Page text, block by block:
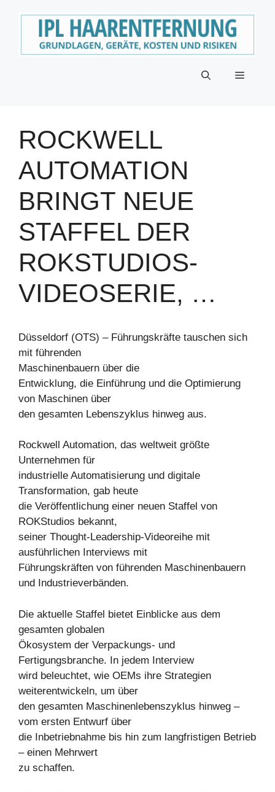
Menü
ROCKWELL
AUTOMATION
BRINGT NEUE
STAFFEL DER
ROKSTUDIOS-
VIDEOSERIE, …
Düsseldorf (OTS) – Führungskräfte tauschen sich
mit führenden
Maschinenbauern über die
Entwicklung, die Einführung und die Optimierung
von Maschinen über
den gesamten Lebenszyklus hinweg aus.
Rockwell Automation, das weltweit größte
Unternehmen für
industrielle Automatisierung und digitale
Transformation, gab heute
die Veröffentlichung einer neuen Staffel von
ROKStudios bekannt,
seiner Thought-Leadership-Videoreihe mit
ausführlichen Interviews mit
Führungskräften von führenden Maschinenbauern
und Industrieverbänden.
Die aktuelle Staffel bietet Einblicke aus dem
gesamten globalen
Ökosystem der Verpackungs- und
Fertigungsbranche. In jedem Interview
wird beleuchtet, wie OEMs ihre Strategien
weiterentwickeln, um über
den gesamten Maschinenlebenszyklus hinweg –
vom ersten Entwurf über
die Inbetriebnahme bis hin zum langfristigen Betrieb
– einen Mehrwert
zu schaffen.